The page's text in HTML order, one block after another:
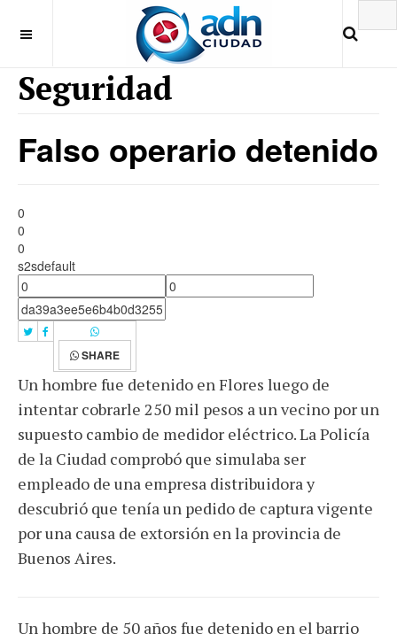
Seguridad
Falso operario detenido
0
0
0
s2sdefault
SHARE
Un hombre fue detenido en Flores luego de
intentar cobrarle 250 mil pesos a un vecino por un
supuesto cambio de medidor eléctrico. La Policía
de la Ciudad comprobó que simulaba ser
empleado de una empresa distribuidora y
descubrió que tenía un pedido de captura vigente
por una causa de extorsión en la provincia de
Buenos Aires.
Un hombre de 50 años fue detenido en el barrio